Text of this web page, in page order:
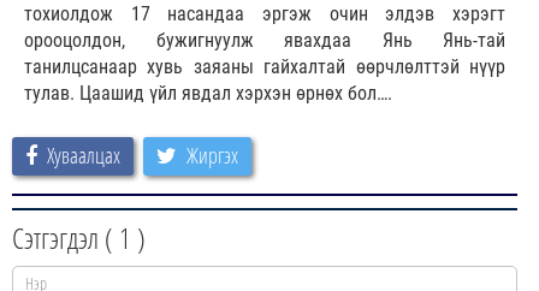
тохиолдож 17 насандаа эргэж очин элдэв хэрэгт
орооцолдон, бужигнуулж явахдаа Янь Янь-тай
танилцсанаар хувь заяаны гайхалтай өөрчлөлттэй нүүр
тулав. Цаашид үйл явдал хэрхэн өрнөх бол….
Хуваалцах Жиргэх
Сэтгэгдэл ( 1 )